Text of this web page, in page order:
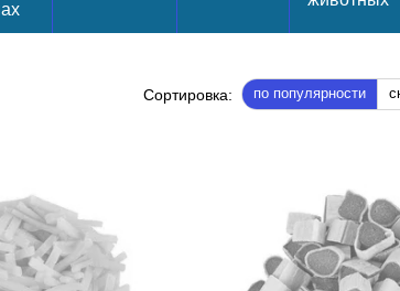
Сортировка: по популярности